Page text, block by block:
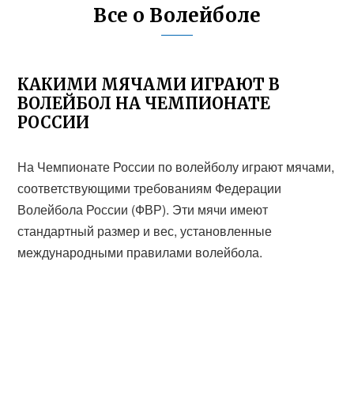
Все о Волейболе
КАКИМИ МЯЧАМИ ИГРАЮТ В
ВОЛЕЙБОЛ НА ЧЕМПИОНАТЕ
РОССИИ
На Чемпионате России по волейболу играют мячами,
соответствующими требованиям Федерации
Волейбола России (ФВР). Эти мячи имеют
стандартный размер и вес, установленные
международными правилами волейбола.